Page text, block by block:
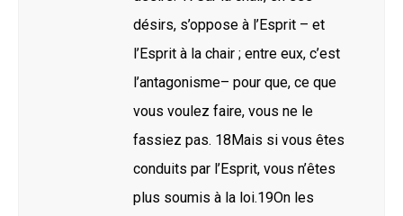
désirs, s’oppose à l’Esprit – et
l’Esprit à la chair ; entre eux, c’est
l’antagonisme– pour que, ce que
vous voulez faire, vous ne le
fassiez pas. 18Mais si vous êtes
conduits par l’Esprit, vous n’êtes
plus soumis à la loi.19On les